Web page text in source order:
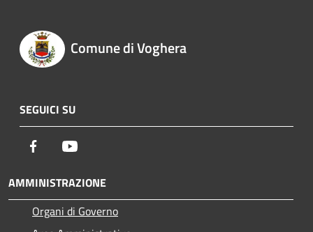
Comune di Voghera
SEGUICI SU
Facebook
AMMINISTRAZIONE
Organi di Governo